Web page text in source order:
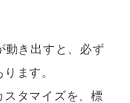
動き出すと、必ず
ます。
スタマイズを、標